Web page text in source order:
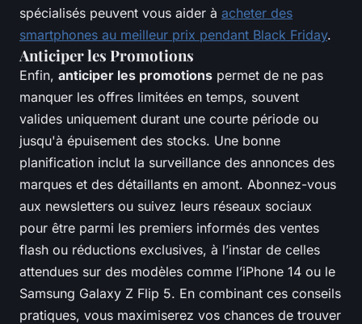
spécialisés peuvent vous aider à acheter des
smartphones au meilleur prix pendant Black Friday.
Anticiper les Promotions
Enfin, anticiper les promotions permet de ne pas
manquer les offres limitées en temps, souvent
valides uniquement durant une courte période ou
jusqu'à épuisement des stocks. Une bonne
planification inclut la surveillance des annonces des
marques et des détaillants en amont. Abonnez-vous
aux newsletters ou suivez leurs réseaux sociaux
pour être parmi les premiers informés des ventes
flash ou réductions exclusives, à l’instar de celles
attendues sur des modèles comme l’iPhone 14 ou le
Samsung Galaxy Z Flip 5. En combinant ces conseils
pratiques, vous maximiserez vos chances de trouver